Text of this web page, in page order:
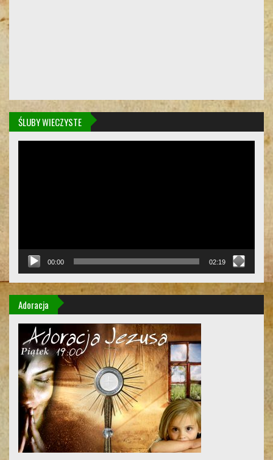
ŚLUBY WIECZYSTE
00:00 02:19
Adoracja